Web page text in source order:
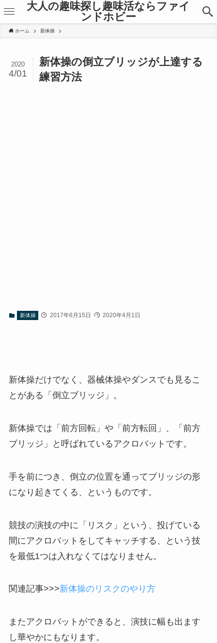
大人の趣味探し趣味活ならファイ
ンドホビー
ホーム 新体操
新体操の倒立ブリッジが上達する
練習方法
2020
4/01
新体操 2017年6月15日 2020年4月1日
新体操だけでなく、器械体操やダンスでも見るこ
とがある「倒立ブリッジ」。
新体操では「前方回転」や「前方転回」、「前方
ブリッジ」と呼ばれているアクロバットです。
手を前につき、倒立の位置を通ってブリッジの形
になり起きてくる、というものです。
競技の演技の中に「リスク」という、投げている
間にアクロバットをしてキャッチする、という技
を最低1つは入れなくてはなりません。
関連記事>>>新体操のリスクのやり方
またアクロバットができると、演技に幅も出ます
し華やかにもなります。